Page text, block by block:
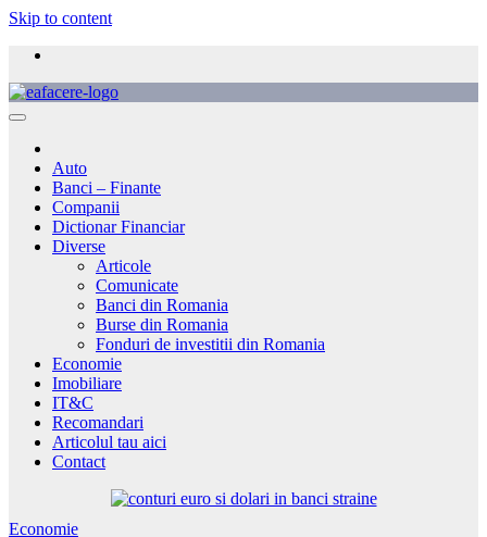
Skip to content
Auto
Banci – Finante
Companii
Dictionar Financiar
Diverse
Articole
Comunicate
Banci din Romania
Burse din Romania
Fonduri de investitii din Romania
Economie
Imobiliare
IT&C
Recomandari
Articolul tau aici
Contact
Economie